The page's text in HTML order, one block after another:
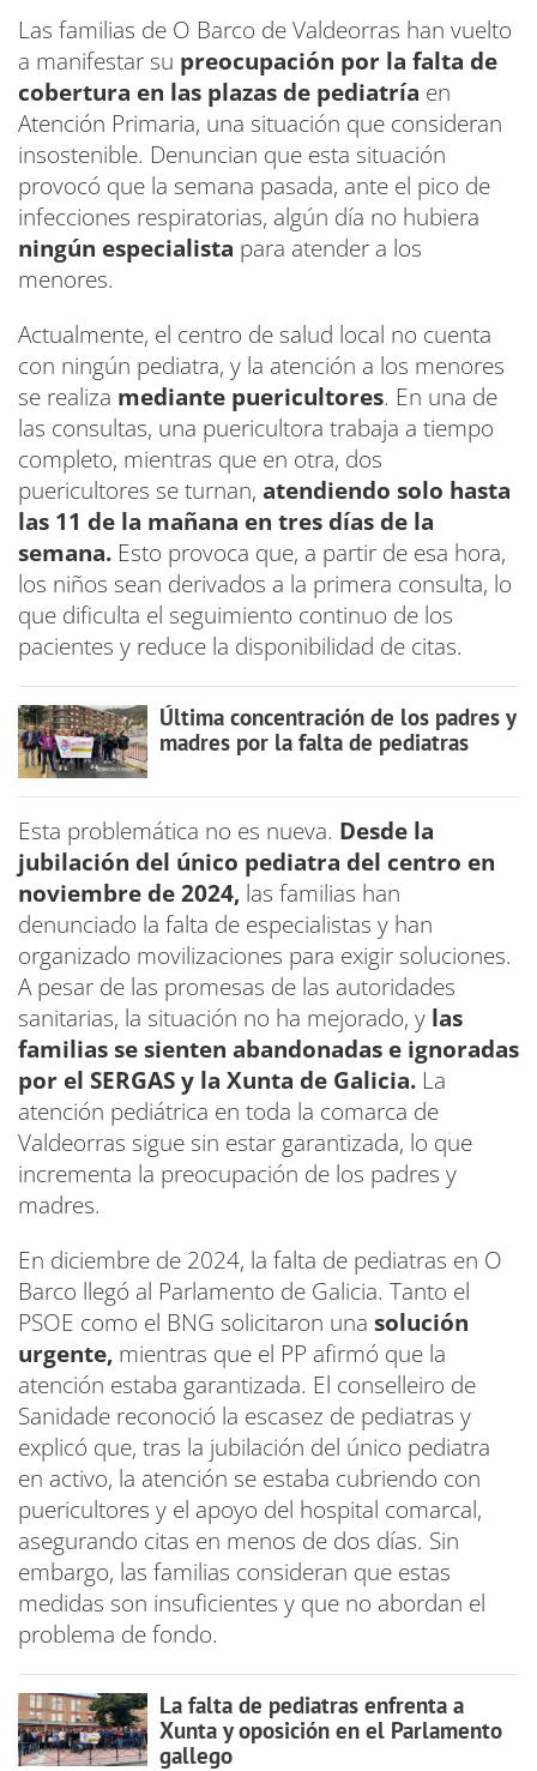
Las familias de O Barco de Valdeorras han vuelto
a manifestar su preocupación por la falta de
cobertura en las plazas de pediatría en
Atención Primaria, una situación que consideran
insostenible. Denuncian que esta situación
provocó que la semana pasada, ante el pico de
infecciones respiratorias, algún día no hubiera
ningún especialista para atender a los
menores.
Actualmente, el centro de salud local no cuenta
con ningún pediatra, y la atención a los menores
se realiza mediante puericultores. En una de
las consultas, una puericultora trabaja a tiempo
completo, mientras que en otra, dos
puericultores se turnan, atendiendo solo hasta
las 11 de la mañana en tres días de la
semana. Esto provoca que, a partir de esa hora,
los niños sean derivados a la primera consulta, lo
que dificulta el seguimiento continuo de los
pacientes y reduce la disponibilidad de citas.
Última concentración de los padres y
madres por la falta de pediatras
Esta problemática no es nueva. Desde la
jubilación del único pediatra del centro en
noviembre de 2024, las familias han
denunciado la falta de especialistas y han
organizado movilizaciones para exigir soluciones.
A pesar de las promesas de las autoridades
sanitarias, la situación no ha mejorado, y las
familias se sienten abandonadas e ignoradas
por el SERGAS y la Xunta de Galicia. La
atención pediátrica en toda la comarca de
Valdeorras sigue sin estar garantizada, lo que
incrementa la preocupación de los padres y
madres.
En diciembre de 2024, la falta de pediatras en O
Barco llegó al Parlamento de Galicia. Tanto el
PSOE como el BNG solicitaron una solución
urgente, mientras que el PP afirmó que la
atención estaba garantizada. El conselleiro de
Sanidade reconoció la escasez de pediatras y
explicó que, tras la jubilación del único pediatra
en activo, la atención se estaba cubriendo con
puericultores y el apoyo del hospital comarcal,
asegurando citas en menos de dos días. Sin
embargo, las familias consideran que estas
medidas son insuficientes y que no abordan el
problema de fondo.
La falta de pediatras enfrenta a
Xunta y oposición en el Parlamento
gallego